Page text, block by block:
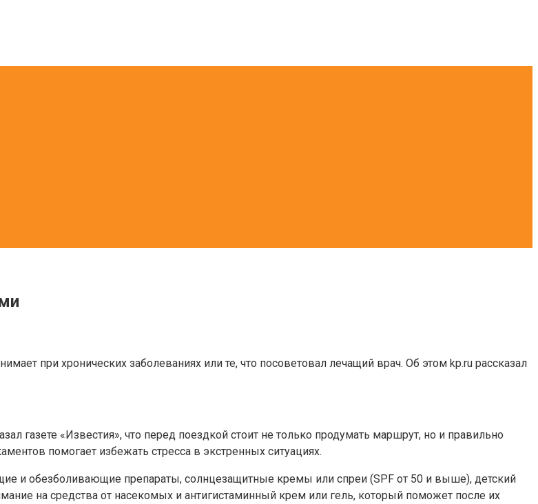
при хронических заболеваниях или те, что посоветовал лечащий врач. Об этом kp.ru рассказал
газете «Известия», что перед поездкой стоит не только продумать маршрут, но и правильно
помогает избежать стресса в экстренных ситуациях.
и обезболивающие препараты, солнцезащитные кремы или спреи (SPF от 50 и выше), детский
на средства от насекомых и антигистаминный крем или гель, который поможет после их